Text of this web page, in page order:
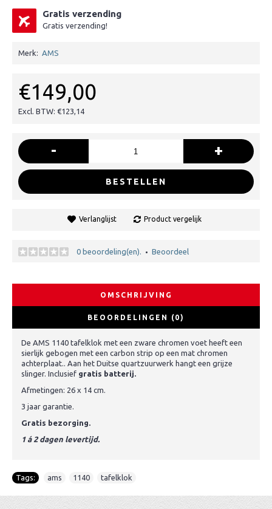
Gratis verzending
Gratis verzending!
Merk: AMS
€149,00
Excl. BTW: €123,14
- +
BESTELLEN
Verlanglijst Product vergelijk
0 beoordeling(en). • Beoordeel
OMSCHRIJVING
BEOORDELINGEN (0)
De AMS 1140 tafelklok met een zware chromen voet heeft een
sierlijk gebogen met een carbon strip op een mat chromen
achterplaat.. Aan het Duitse quartzuurwerk hangt een grijze
slinger. Inclusief gratis batterij.
Afmetingen: 26 x 14 cm.
3 jaar garantie.
Gratis bezorging.
1 á 2 dagen levertijd.
Tags: ams 1140 tafelklok